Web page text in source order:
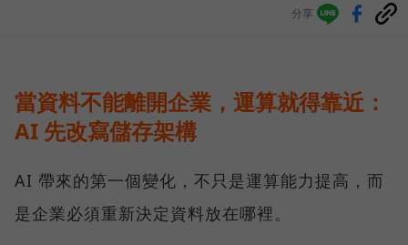
分享
當資料不能離開企業，運算就得靠近：
AI 先改寫儲存架構
AI 帶來的第一個變化，不只是運算能力提高，而
是企業必須重新決定資料放在哪裡。